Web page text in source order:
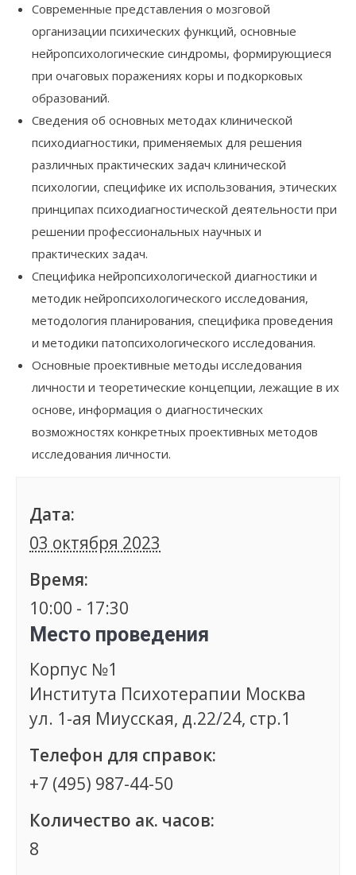
Современные представления о мозговой
организации психических функций, основные
нейропсихологические синдромы, формирующиеся
при очаговых поражениях коры и подкорковых
образований.
Сведения об основных методах клинической
психодиагностики, применяемых для решения
различных практических задач клинической
психологии, специфике их использования, этических
принципах психодиагностической деятельности при
решении профессиональных научных и
практических задач.
Специфика нейропсихологической диагностики и
методик нейропсихологического исследования,
методология планирования, специфика проведения
и методики патопсихологического исследования.
Основные проективные методы исследования
личности и теоретические концепции, лежащие в их
основе, информация о диагностических
возможностях конкретных проективных методов
исследования личности.
Дата:
03 октября 2023
Время:
10:00 - 17:30
Место проведения
Корпус №1
Института Психотерапии Москва
ул. 1-ая Миусская, д.22/24, стр.1
Телефон для справок:
+7 (495) 987-44-50
Количество ак. часов:
8